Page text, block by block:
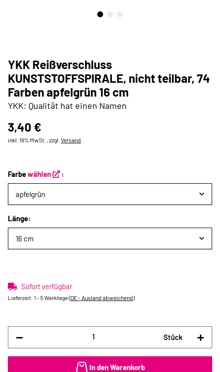
YKK Reißverschluss
KUNSTSTOFFSPIRALE, nicht teilbar, 74
Farben apfelgrün 16 cm
YKK: Qualität hat einen Namen
3,40 €
inkl. 19% MwSt. , zzgl. Versand
Farbewählen :
apfelgrün
Länge:
16 cm
Sofort verfügbar
Lieferzeit: 1 - 5 Werktage(DE - Ausland abweichend)
Stück
In den Warenkorb